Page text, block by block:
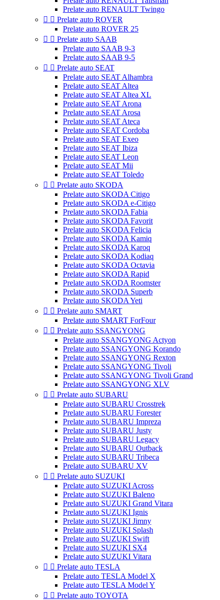
Prelate auto RENAULT Twingo
  Prelate auto ROVER
Prelate auto ROVER 25
  Prelate auto SAAB
Prelate auto SAAB 9-3
Prelate auto SAAB 9-5
  Prelate auto SEAT
Prelate auto SEAT Alhambra
Prelate auto SEAT Altea
Prelate auto SEAT Altea XL
Prelate auto SEAT Arona
Prelate auto SEAT Arosa
Prelate auto SEAT Ateca
Prelate auto SEAT Cordoba
Prelate auto SEAT Exeo
Prelate auto SEAT Ibiza
Prelate auto SEAT Leon
Prelate auto SEAT Mii
Prelate auto SEAT Toledo
  Prelate auto SKODA
Prelate auto SKODA Citigo
Prelate auto SKODA e-Citigo
Prelate auto SKODA Fabia
Prelate auto SKODA Favorit
Prelate auto SKODA Felicia
Prelate auto SKODA Kamiq
Prelate auto SKODA Karoq
Prelate auto SKODA Kodiaq
Prelate auto SKODA Octavia
Prelate auto SKODA Rapid
Prelate auto SKODA Roomster
Prelate auto SKODA Superb
Prelate auto SKODA Yeti
  Prelate auto SMART
Prelate auto SMART ForFour
  Prelate auto SSANGYONG
Prelate auto SSANGYONG Actyon
Prelate auto SSANGYONG Korando
Prelate auto SSANGYONG Rexton
Prelate auto SSANGYONG Tivoli
Prelate auto SSANGYONG Tivoli Grand
Prelate auto SSANGYONG XLV
  Prelate auto SUBARU
Prelate auto SUBARU Crosstrek
Prelate auto SUBARU Forester
Prelate auto SUBARU Impreza
Prelate auto SUBARU Justy
Prelate auto SUBARU Legacy
Prelate auto SUBARU Outback
Prelate auto SUBARU Tribeca
Prelate auto SUBARU XV
  Prelate auto SUZUKI
Prelate auto SUZUKI Across
Prelate auto SUZUKI Baleno
Prelate auto SUZUKI Grand Vitara
Prelate auto SUZUKI Ignis
Prelate auto SUZUKI Jimny
Prelate auto SUZUKI Splash
Prelate auto SUZUKI Swift
Prelate auto SUZUKI SX4
Prelate auto SUZUKI Vitara
  Prelate auto TESLA
Prelate auto TESLA Model X
Prelate auto TESLA Model Y
  Prelate auto TOYOTA